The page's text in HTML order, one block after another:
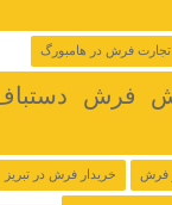
تجارت فرش در هامبورگ
فرش
فرش خریدار فرش در تبریز